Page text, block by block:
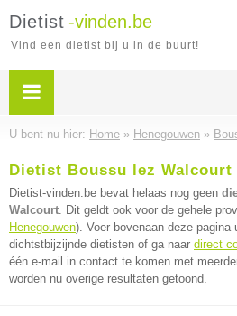
Dietist -vinden.be
Vind een dietist bij u in de buurt!
U bent nu hier: Home » Henegouwen »
Dietist Boussu lez Walcourt
Dietist-vinden.be bevat helaas nog geen
Walcourt. Dit geldt ook voor de gehele
Henegouwen). Voer bovenaan deze pagina
dichtstbijzijnde dietisten of ga naar direct
één e-mail in contact te komen met
worden nu overige resultaten getoond.